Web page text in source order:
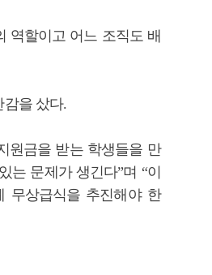
역할이고 어느 조직도 배
감을 샀다.
원금을 받는 학생들을 만
문제가 생긴다”며 “이
무상급식을 추진해야 한